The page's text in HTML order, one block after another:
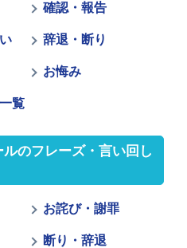
確認・報告
辞退・断り
お悔み
覧
ルのフレーズ・言い回し
お詫び・謝罪
断り・辞退